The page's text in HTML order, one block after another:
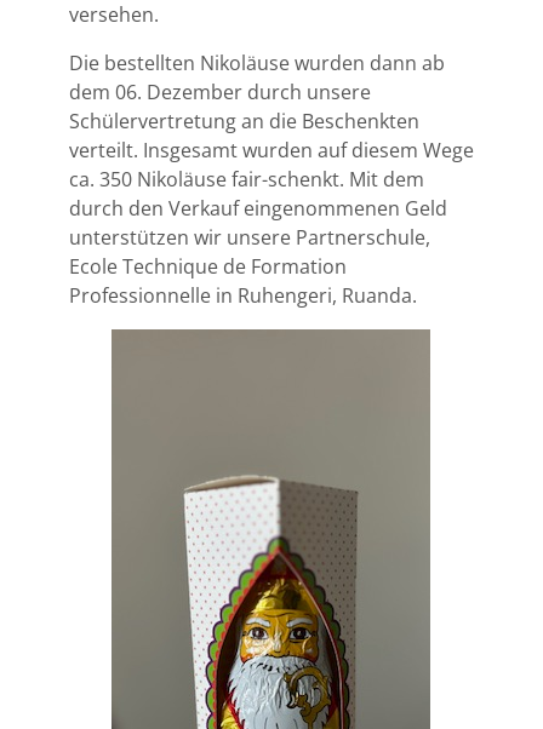
versehen.
Die bestellten Nikoläuse wurden dann ab
dem 06. Dezember durch unsere
Schülervertretung an die Beschenkten
verteilt. Insgesamt wurden auf diesem Wege
ca. 350 Nikoläuse fair-schenkt. Mit dem
durch den Verkauf eingenommenen Geld
unterstützen wir unsere Partnerschule,
Ecole Technique de Formation
Professionnelle in Ruhengeri, Ruanda.